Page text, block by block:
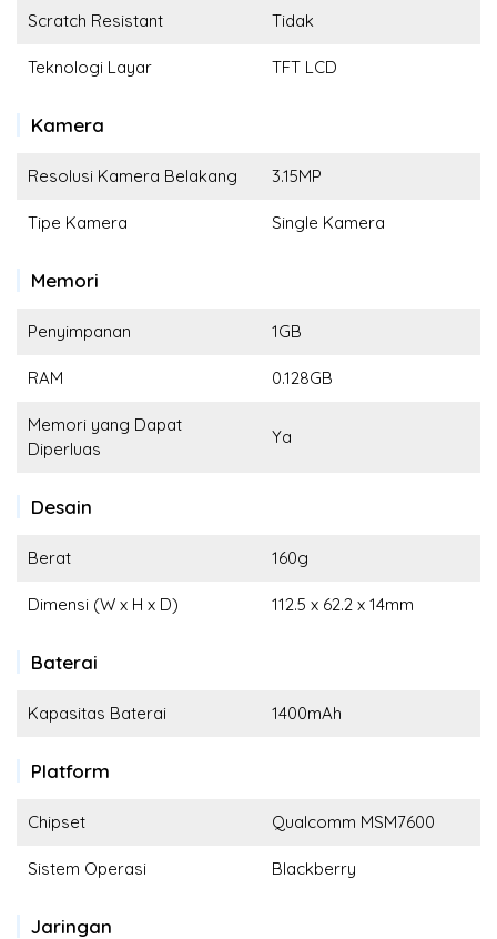
Scratch Resistant Tidak
Teknologi Layar TFT LCD
Kamera
Resolusi Kamera Belakang 3.15MP
Tipe Kamera Single Kamera
Memori
Penyimpanan 1GB
RAM 0.128GB
Memori yang Dapat
Diperluas
Ya
Desain
Berat 160g
Dimensi (W x H x D) 112.5 x 62.2 x 14mm
Baterai
Kapasitas Baterai 1400mAh
Platform
Chipset Qualcomm MSM7600
Sistem Operasi Blackberry
Jaringan